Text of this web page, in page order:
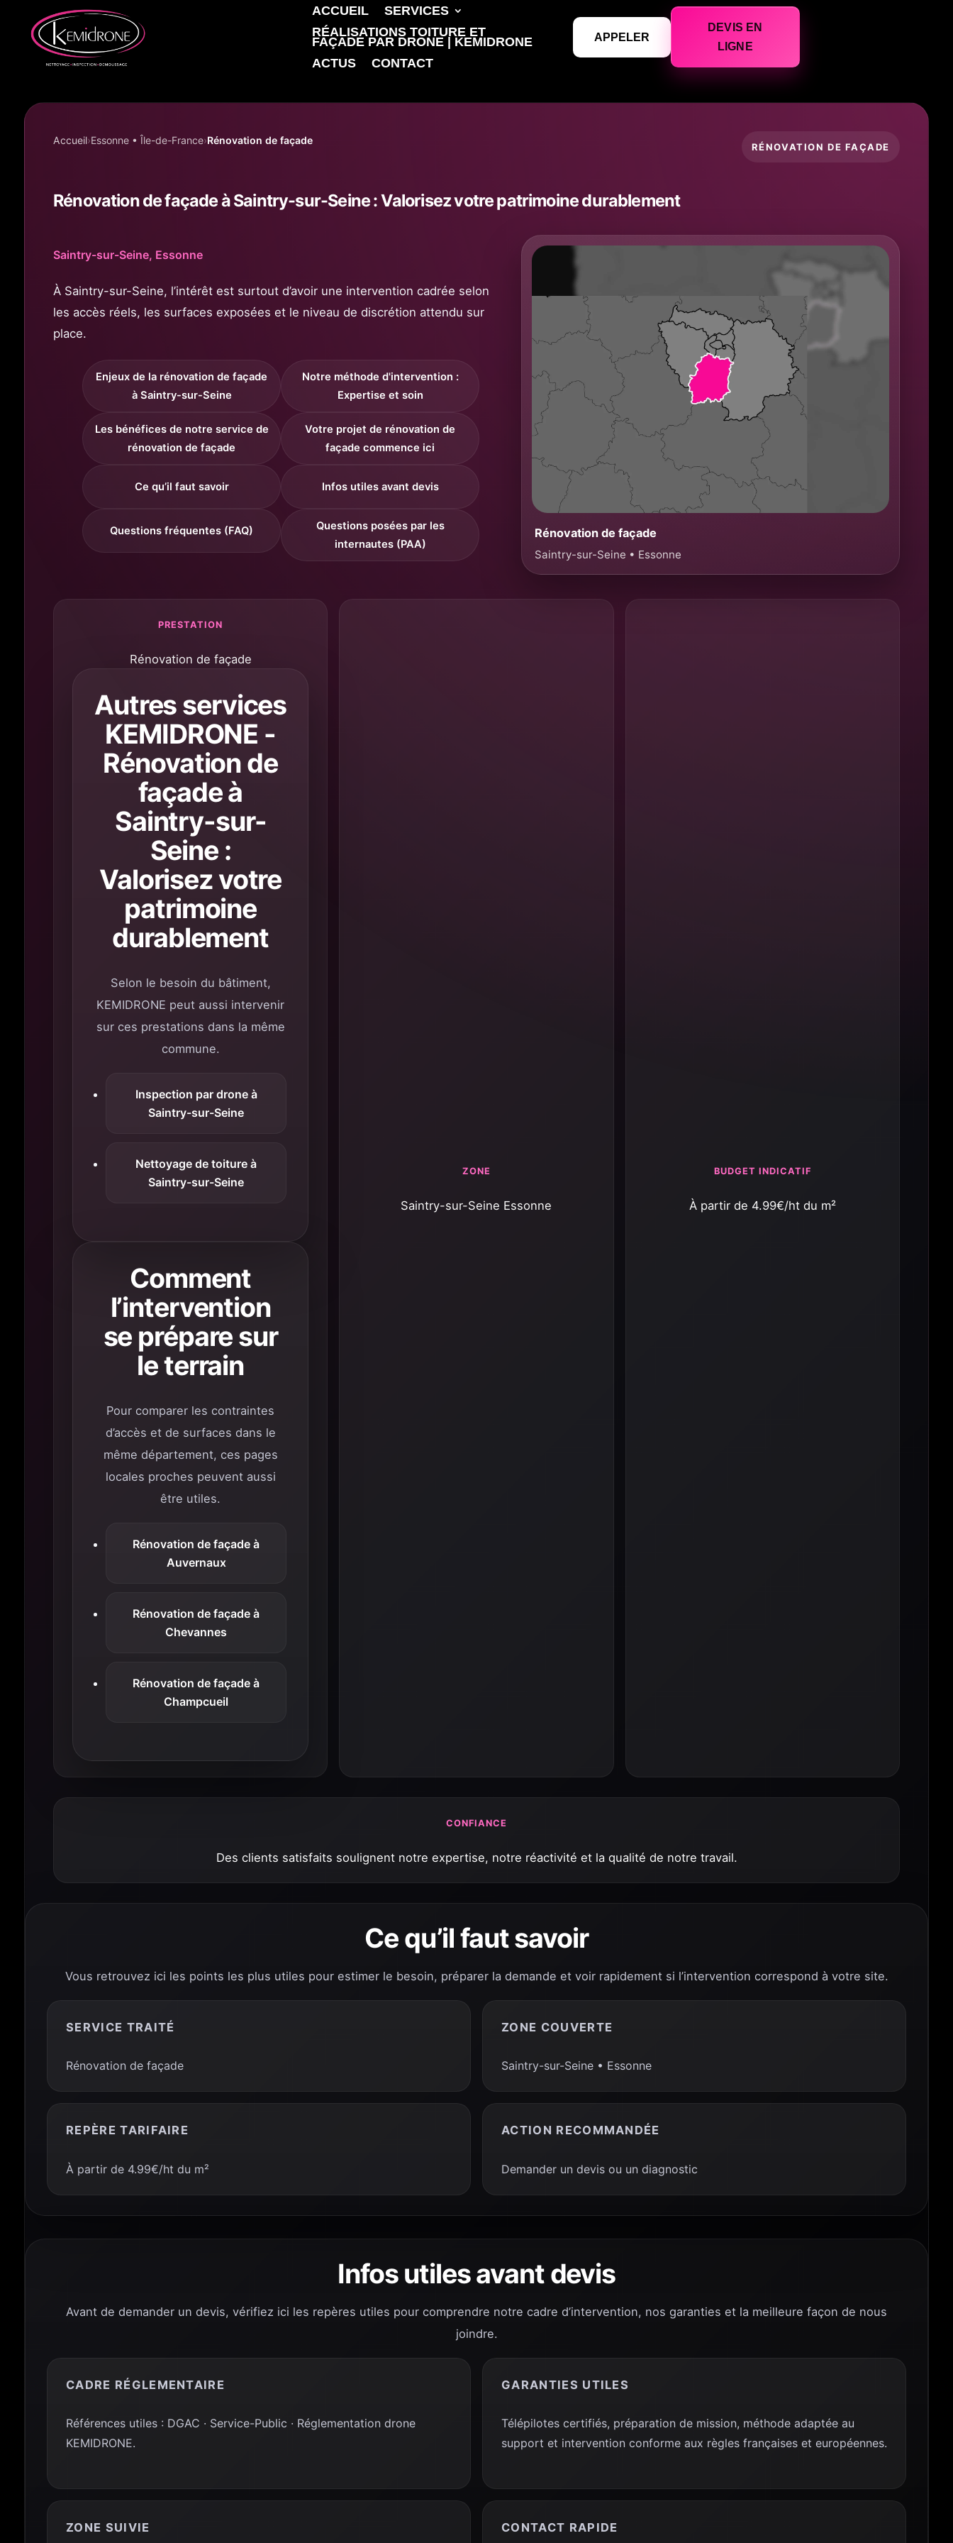
ACCUEIL
SERVICES
RÉALISATIONS TOITURE ET
FAÇADE PAR DRONE | KEMIDRONE
ACTUS
CONTACT
APPELER
DEVIS EN
LIGNE
Accueil Essonne • Île-de-France Rénovation de façade
RÉNOVATION DE FAÇADE
Rénovation de façade à Saintry-sur-Seine : Valorisez votre patrimoine durablement
Saintry-sur-Seine, Essonne
À Saintry-sur-Seine, l’intérêt est surtout d’avoir une intervention cadrée selon
les accès réels, les surfaces exposées et le niveau de discrétion attendu sur
place.
Enjeux de la rénovation de façade
à Saintry-sur-Seine
Notre méthode d'intervention :
Expertise et soin
Les bénéfices de notre service de
rénovation de façade
Votre projet de rénovation de
façade commence ici
Ce qu’il faut savoir Infos utiles avant devis
Questions fréquentes (FAQ)
Questions posées par les
internautes (PAA)
Rénovation de façade
Saintry-sur-Seine • Essonne
PRESTATION
Rénovation de façade
Autres services
KEMIDRONE -
Rénovation de
façade à
Saintry-sur-
Seine :
Valorisez votre
patrimoine
durablement
Selon le besoin du bâtiment,
KEMIDRONE peut aussi intervenir
sur ces prestations dans la même
commune.
Inspection par drone à
Saintry-sur-Seine
Nettoyage de toiture à
Saintry-sur-Seine
Comment
l’intervention
se prépare sur
le terrain
Pour comparer les contraintes
d’accès et de surfaces dans le
même département, ces pages
locales proches peuvent aussi
être utiles.
Rénovation de façade à
Auvernaux
Rénovation de façade à
Chevannes
Rénovation de façade à
Champcueil
ZONE
Saintry-sur-Seine Essonne
BUDGET INDICATIF
À partir de 4.99€/ht du m²
CONFIANCE
Des clients satisfaits soulignent notre expertise, notre réactivité et la qualité de notre travail.
Ce qu’il faut savoir
Vous retrouvez ici les points les plus utiles pour estimer le besoin, préparer la demande et voir rapidement si l’intervention correspond à votre site.
SERVICE TRAITÉ
Rénovation de façade
ZONE COUVERTE
Saintry-sur-Seine • Essonne
REPÈRE TARIFAIRE
À partir de 4.99€/ht du m²
ACTION RECOMMANDÉE
Demander un devis ou un diagnostic
Infos utiles avant devis
Avant de demander un devis, vérifiez ici les repères utiles pour comprendre notre cadre d’intervention, nos garanties et la meilleure façon de nous
joindre.
CADRE RÉGLEMENTAIRE
Références utiles : DGAC · Service-Public · Réglementation drone
KEMIDRONE.
GARANTIES UTILES
Télépilotes certifiés, préparation de mission, méthode adaptée au
support et intervention conforme aux règles françaises et européennes.
ZONE SUIVIE CONTACT RAPIDE